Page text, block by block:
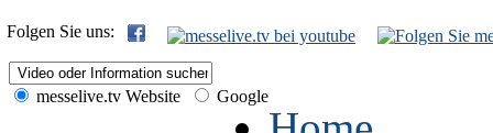
Folgen Sie uns:
messelive.tv Website Google